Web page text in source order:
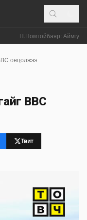
Н.Номтойбаяр:
онцолжээ
BBC
Твит